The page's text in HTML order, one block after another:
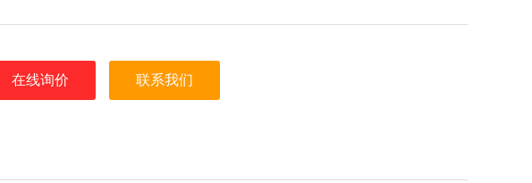
在线询价 联系我们